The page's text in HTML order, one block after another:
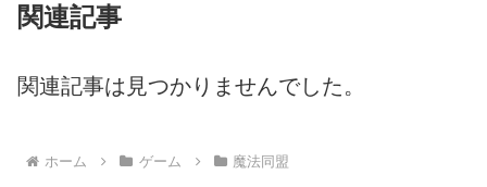
関連記事
関連記事は見つかりませんでした。
ホーム ゲーム 魔法同盟